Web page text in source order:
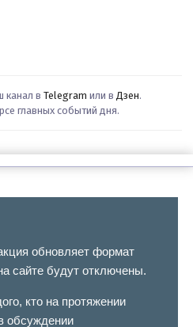
канал в Telegram или в Дзен.
главных событий дня.
обновляет формат
сайте будут отключены.
кто на протяжении
обсуждении